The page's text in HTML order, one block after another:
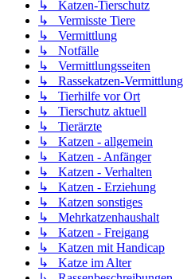
↳ Katzen-Tierschutz
↳ Vermisste Tiere
↳ Vermittlung
↳ Notfälle
↳ Vermittlungsseiten
↳ Rassekatzen-Vermittlung
↳ Tierhilfe vor Ort
↳ Tierschutz aktuell
↳ Tierärzte
↳ Katzen - allgemein
↳ Katzen - Anfänger
↳ Katzen - Verhalten
↳ Katzen - Erziehung
↳ Katzen sonstiges
↳ Mehrkatzenhaushalt
↳ Katzen - Freigang
↳ Katzen mit Handicap
↳ Katze im Alter